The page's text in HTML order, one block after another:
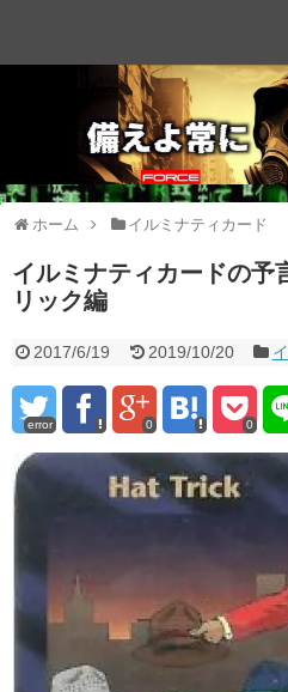
ホーム イルミナティカード
イルミナティカードの
リック編
2017/6/19 2019/10/20
error 0 0